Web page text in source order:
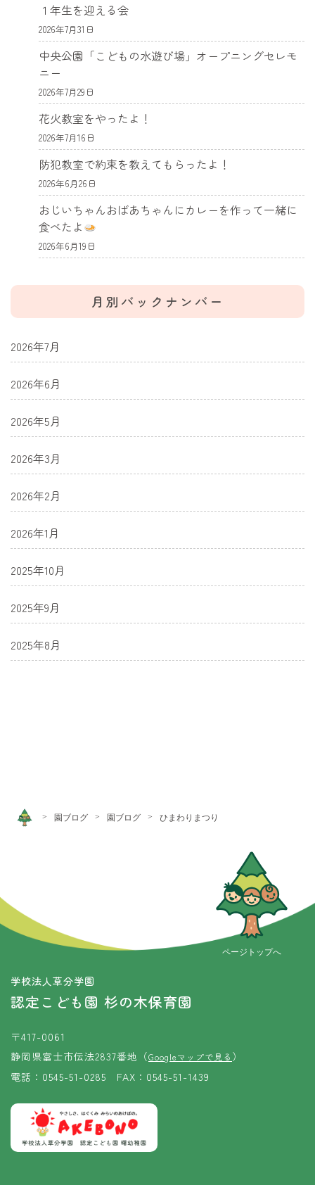
１年生を迎える会
2026年7月31日
中央公園「こどもの水遊び場」オープニングセレモ
ニー
2026年7月29日
花火教室をやったよ！
2026年7月16日
防犯教室で約束を教えてもらったよ！
2026年6月26日
おじいちゃんおばあちゃんにカレーを作って一緒に
食べたよ
2026年6月19日
月別バックナンバー
2026年7月
2026年6月
2026年5月
2026年3月
2026年2月
2026年1月
2025年10月
2025年9月
2025年8月
> 園ブログ > 園ブログ > ひまわりまつり
ページトップへ
学校法人草分学園
認定こども園 杉の木保育園
〒417-0061
静岡県富士市伝法2837番地（Googleマップで見る ）
電話：0545-51-0285 FAX：0545-51-1439